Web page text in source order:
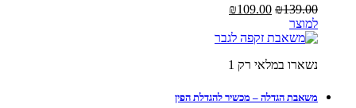
₪139.00
המחיר
היה:
₪109.00
הוא:
למוצר
נשארו במלאי רק 1
משאבת הגדלה – מכשיר להגדלת הפין